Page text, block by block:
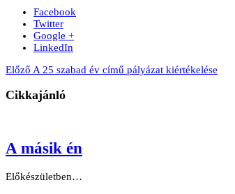
Facebook
Twitter
Google +
LinkedIn
Előző A 25 szabad év című pályázat kiértékelése
Cikkajánló
A másik én
Előkészületben…